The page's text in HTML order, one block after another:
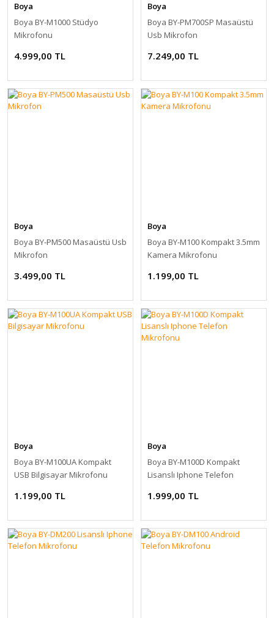
Boya
Boya BY-M1000 Stüdyo
Mikrofonu
4.999,00 TL
Boya
Boya BY-PM700SP Masaüstü
Usb Mikrofon
7.249,00 TL
Boya
Boya BY-PM500 Masaüstü Usb
Mikrofon
3.499,00 TL
Boya
Boya BY-M100 Kompakt 3.5mm
Kamera Mikrofonu
1.199,00 TL
Boya
Boya BY-M100UA Kompakt
USB Bilgisayar Mikrofonu
1.199,00 TL
Boya
Boya BY-M100D Kompakt
Lisanslı Iphone Telefon
1.999,00 TL